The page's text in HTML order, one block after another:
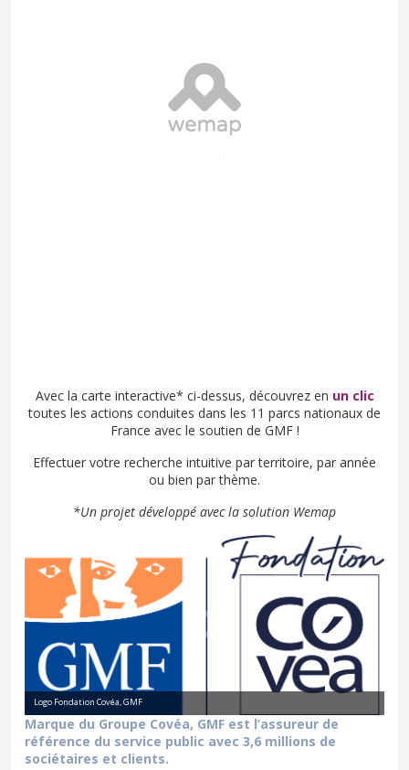
Avec la carte interactive* ci-dessus, découvrez en un clic
toutes les actions conduites dans les 11 parcs nationaux de
France avec le soutien de GMF !
Effectuer votre recherche intuitive par territoire, par année
ou bien par thème.
*Un projet développé avec la solution Wemap
Logo Fondation Covéa, GMF
Marque du Groupe Covéa, GMF est l’assureur de
référence du service public avec 3,6 millions de
sociétaires et clients.